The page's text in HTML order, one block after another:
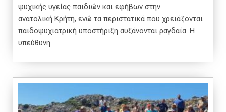
ψυχικής υγείας παιδιών και εφήβων στην
ανατολική Κρήτη, ενώ τα περιστατικά που χρειάζονται
παιδοψυχιατρική υποστήριξη αυξάνονται ραγδαία. Η
υπεύθυνη